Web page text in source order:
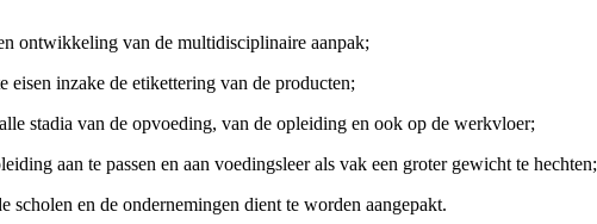
ontwikkeling van de multidisciplinaire aanpak;
inzake de etikettering van de producten;
stadia van de opvoeding, van de opleiding en ook op de werkvloer;
aan te passen en aan voedingsleer als vak een groter gewicht te hechten;
scholen en de ondernemingen dient te worden aangepakt.